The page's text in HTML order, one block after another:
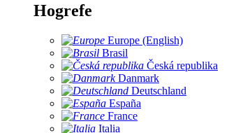
Hogrefe
Europe (English)
Brasil
Česká republika
Danmark
Deutschland
España
France
Italia